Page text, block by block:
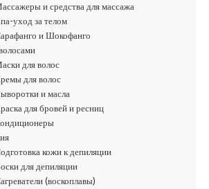
и средства для массажа
уход за телом
и Шокофанго
для волос
для волос
и масла
для бровей и ресниц
кожи к депиляции
для депиляции
(воскоплавы)